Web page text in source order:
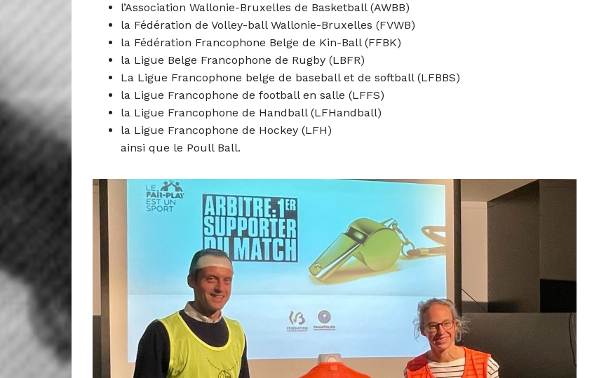
l’Association Wallonie-Bruxelles de Basketball (AWBB)
la Fédération de Volley-ball Wallonie-Bruxelles (FVWB)
la Fédération Francophone Belge de Kin-Ball (FFBK)
la Ligue Belge Francophone de Rugby (LBFR)
La Ligue Francophone belge de baseball et de softball (LFBBS)
la Ligue Francophone de football en salle (LFFS)
la Ligue Francophone de Handball (LFHandball)
la Ligue Francophone de Hockey (LFH)
ainsi que le Poull Ball.